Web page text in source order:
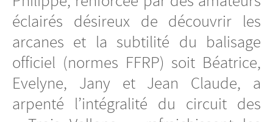
éclairés désireux de découvrir les
arcanes et la subtilité du balisage
officiel (normes FFRP) soit Béatrice,
Evelyne, Jany et Jean Claude, a
arpenté l’intégralité du circuit des